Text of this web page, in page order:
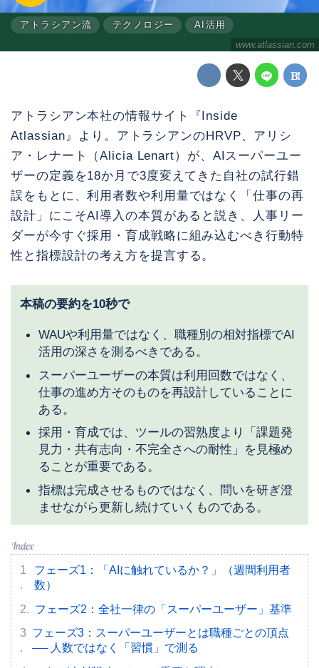
www.atlassian.com
アトラシアン流 テクノロジー AI活用
アトラシアン本社の情報サイト『Inside
Atlassian』より。アトラシアンのHRVP、アリシ
ア・レナート（Alicia Lenart）が、AIスーパーユー
ザーの定義を18か月で3度変えてきた自社の試行錯
誤をもとに、利用者数や利用量ではなく「仕事の再
設計」にこそAI導入の本質があると説き、人事リー
ダーが今すぐ採用・育成戦略に組み込むべき行動特
性と指標設計の考え方を提言する。
本稿の要約を10秒で
WAUや利用量ではなく、職種別の相対指標でAI
活用の深さを測るべきである。
スーパーユーザーの本質は利用回数ではなく、
仕事の進め方そのものを再設計していることに
ある。
採用・育成では、ツールの習熟度より「課題発
見力・共有志向・不完全さへの耐性」を見極め
ることが重要である。
指標は完成させるものではなく、問いを研ぎ澄
ませながら更新し続けていくものである。
フェーズ1：「AIに触れているか？」（週間利用者
数）
フェーズ2：全社一律の「スーパーユーザー」基準
フェーズ3：スーパーユーザーとは職種ごとの頂点
── 人数ではなく「習慣」で測る